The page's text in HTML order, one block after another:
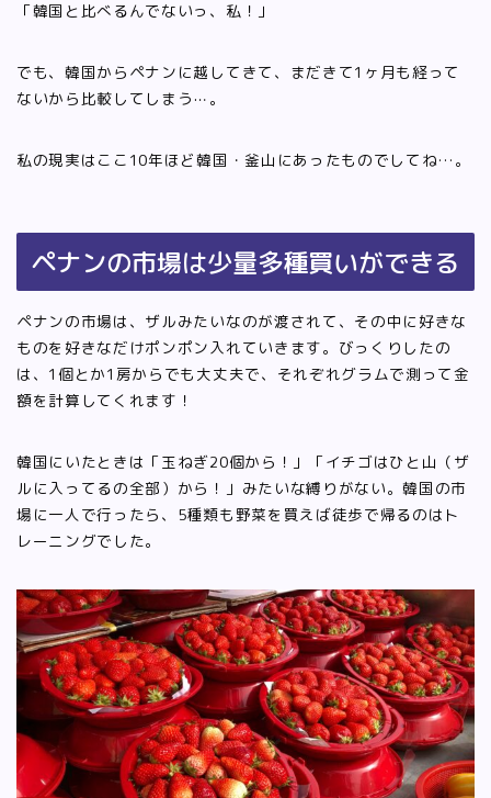
「韓国と比べるんでないっ、私！」
でも、韓国からペナンに越してきて、まだきて1ヶ月も経って
ないから比較してしまう⋯。
私の現実はここ10年ほど韓国・釜山にあったものでしてね…。
ペナンの市場は少量多種買いができる
ペナンの市場は、ザルみたいなのが渡されて、その中に好きな
ものを好きなだけポンポン入れていきます。びっくりしたの
は、1個とか1房からでも大丈夫で、それぞれグラムで測って金
額を計算してくれます！
韓国にいたときは「玉ねぎ20個から！」「イチゴはひと山（ザ
ルに入ってるの全部）から！」みたいな縛りがない。韓国の市
場に一人で行ったら、5種類も野菜を買えば徒歩で帰るのはト
レーニングでした。